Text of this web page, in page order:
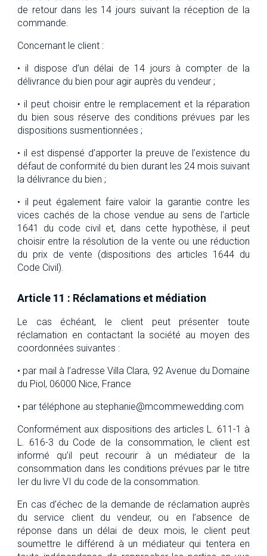
de retour dans les 14 jours suivant la réception de la
commande.
Concernant le client :
• il dispose d’un délai de 14 jours à compter de la
délivrance du bien pour agir auprès du vendeur ;
• il peut choisir entre le remplacement et la réparation
du bien sous réserve des conditions prévues par les
dispositions susmentionnées ;
• il est dispensé d’apporter la preuve de l’existence du
défaut de conformité du bien durant les 24 mois suivant
la délivrance du bien ;
• il peut également faire valoir la garantie contre les
vices cachés de la chose vendue au sens de l’article
1641 du code civil et, dans cette hypothèse, il peut
choisir entre la résolution de la vente ou une réduction
du prix de vente (dispositions des articles 1644 du
Code Civil).
Article 11 : Réclamations et médiation
Le cas échéant, le client peut présenter toute
réclamation en contactant la société au moyen des
coordonnées suivantes :
• par mail à l’adresse Villa Clara, 92 Avenue du Domaine
du Piol, 06000 Nice, France
• par téléphone au stephanie@mcommewedding.com
Conformément aux dispositions des articles L. 611-1 à
L. 616-3 du Code de la consommation, le client est
informé qu’il peut recourir à un médiateur de la
consommation dans les conditions prévues par le titre
Ier du livre VI du code de la consommation.
En cas d’échec de la demande de réclamation auprès
du service client du vendeur, ou en l’absence de
réponse dans un délai de deux mois, le client peut
soumettre le différend à un médiateur qui tentera en